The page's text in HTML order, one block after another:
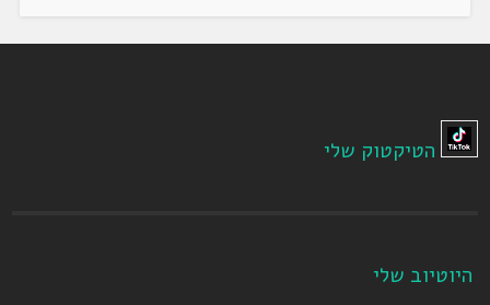
הטיקטוק שלי
היוטיוב שלי